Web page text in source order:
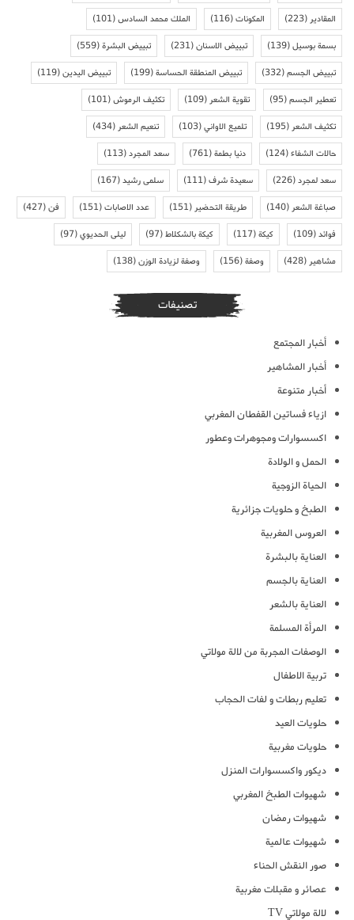
المقادير(223) المكونات(116) الملك محمد السادس(101)
بسمة بوسيل(139) تبييض الاسنان(231) تبييض البشرة(559)
تبييض الجسم(332) تبييض المنطقة الحساسة(199) تبييض اليدين(119)
تعطير الجسم(95) تقوية الشعر(109) تكثيف الرموش(101)
تكثيف الشعر(195) تلميع الاواني(103) تنعيم الشعر(434)
حالات الشفاء(124) دنيا بطمة(761) سعد المجرد(113)
سعد لمجرد(226) سعيدة شرف(111) سلمى رشيد(167)
صباغة الشعر(140) طريقة التحضير(151) عدد الاصابات(151) فن(427)
فوائد(109) كيكة(117) كيكة بالشكلاط(97) ليلى الحديوي(97)
مشاهير(428) وصفة(156) وصفة لزيادة الوزن(138)
تصنيفات
أخبار المجتمع
أخبار المشاهير
أخبار متنوعة
ازياء فساتين القفطان المغربي
اكسسوارات ومجوهرات وعطور
الحمل و الولادة
الحياة الزوجية
الطبخ و حلويات جزائرية
العروس المغربية
العناية بالبشرة
العناية بالجسم
العناية بالشعر
المرأة المسلمة
الوصفات المجربة من لالة مولاتي
تربية الاطفال
تعليم ربطات و لفات الحجاب
حلويات العيد
حلويات مغربية
ديكور واكسسوارات المنزل
شهيوات الطبخ المغربي
شهيوات رمضان
شهيوات عالمية
صور النقش الحناء
عصائر و مقبلات مغربية
لالة مولاتي TV